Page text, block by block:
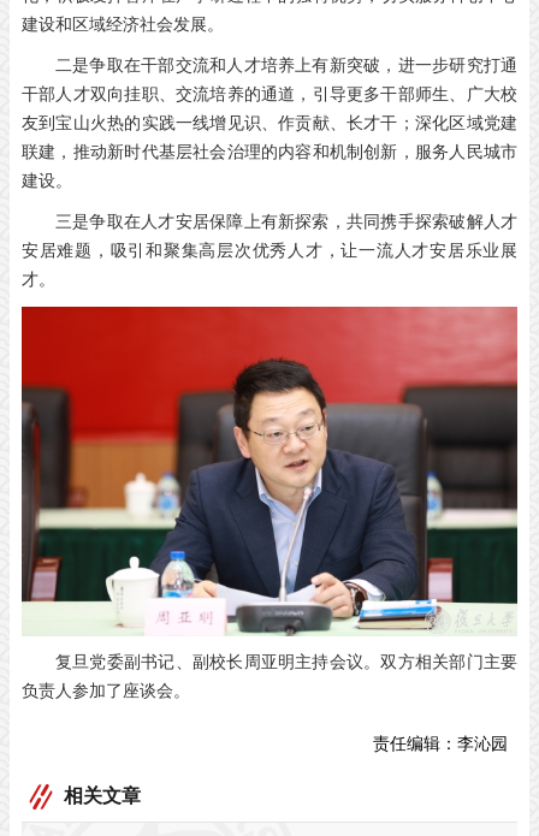
建设和区域经济社会发展。
二是争取在干部交流和人才培养上有新突破，进一步研究打通
干部人才双向挂职、交流培养的通道，引导更多干部师生、广大校
友到宝山火热的实践一线增见识、作贡献、长才干；深化区域党建
联建，推动新时代基层社会治理的内容和机制创新，服务人民城市
建设。
三是争取在人才安居保障上有新探索，共同携手探索破解人才
安居难题，吸引和聚集高层次优秀人才，让一流人才安居乐业展
才。
复旦党委副书记、副校长周亚明主持会议。双方相关部门主要
负责人参加了座谈会。
责任编辑： 李沁园
相关文章